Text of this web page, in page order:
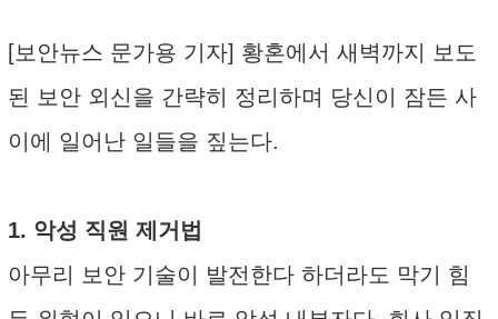
[보안뉴스 문가용 기자] 황혼에서 새벽까지 보도
된 보안 외신을 간략히 정리하며 당신이 잠든 사
이에 일어난 일들을 짚는다.
1. 악성 직원 제거법
아무리 보안 기술이 발전한다 하더라도 막기 힘